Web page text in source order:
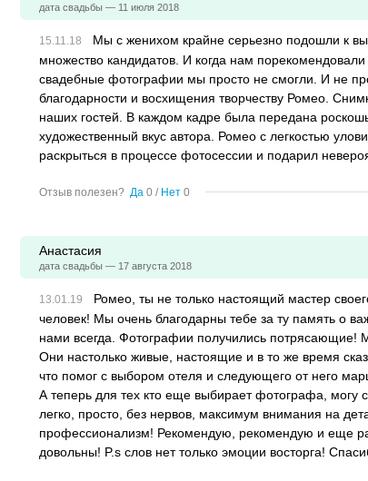
дата свадьбы — 11 июля 2018
Мы с женихом крайне серьезно подошли к
множество кандидатов. И когда нам
свадебные фотографии мы просто не смогли. И не
благодарности и восхищения творчеству Ромео.
наших гостей. В каждом кадре была передана
художественный вкус автора. Ромео с легкостью
раскрыться в процессе фотосессии и подарил
Отзыв полезен? Да 0 / Нет 0
Анастасия
дата свадьбы — 17 августа 2018
Ромео, ты не только настоящий мастер
человек! Мы очень благодарны тебе за ту память о
нами всегда. Фотографии получились потрясающие!
Они настолько живые, настоящие и в то же время
что помог с выбором отеля и следующего от него
А теперь для тех кто еще выбирает фотографа, могу
легко, просто, без нервов, максимум внимания на
профессионализм! Рекомендую, рекомендую и еще
довольны! P.s слов нет только эмоции восторга!